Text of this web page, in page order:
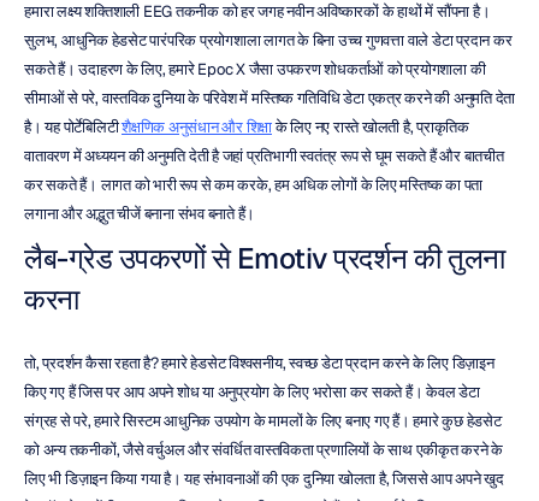
हमारा लक्ष्य शक्तिशाली EEG तकनीक को हर जगह नवीन अविष्कारकों के हाथों में सौंपना है।
सुलभ, आधुनिक हेडसेट पारंपरिक प्रयोगशाला लागत के बिना उच्च गुणवत्ता वाले डेटा प्रदान कर
सकते हैं। उदाहरण के लिए, हमारे Epoc X जैसा उपकरण शोधकर्ताओं को प्रयोगशाला की
सीमाओं से परे, वास्तविक दुनिया के परिवेश में मस्तिष्क गतिविधि डेटा एकत्र करने की अनुमति देता
है। यह पोर्टेबिलिटी शैक्षणिक अनुसंधान और शिक्षा के लिए नए रास्ते खोलती है, प्राकृतिक
वातावरण में अध्ययन की अनुमति देती है जहां प्रतिभागी स्वतंत्र रूप से घूम सकते हैं और बातचीत
कर सकते हैं। लागत को भारी रूप से कम करके, हम अधिक लोगों के लिए मस्तिष्क का पता
लगाना और अद्भुत चीजें बनाना संभव बनाते हैं।
लैब-ग्रेड उपकरणों से Emotiv प्रदर्शन की तुलना
करना
तो, प्रदर्शन कैसा रहता है? हमारे हेडसेट विश्वसनीय, स्वच्छ डेटा प्रदान करने के लिए डिज़ाइन
किए गए हैं जिस पर आप अपने शोध या अनुप्रयोग के लिए भरोसा कर सकते हैं। केवल डेटा
संग्रह से परे, हमारे सिस्टम आधुनिक उपयोग के मामलों के लिए बनाए गए हैं। हमारे कुछ हेडसेट
को अन्य तकनीकों, जैसे वर्चुअल और संवर्धित वास्तविकता प्रणालियों के साथ एकीकृत करने के
लिए भी डिज़ाइन किया गया है। यह संभावनाओं की एक दुनिया खोलता है, जिससे आप अपने खुद